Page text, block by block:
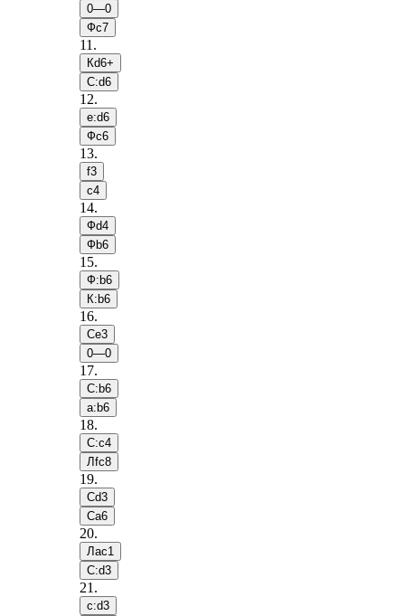
0—0
Фc7
11 .
Кd6+
С:d6
12.
e:d6
Фc6
13.
f3
c4
14.
Фd4
Фb6
15.
Ф:b6
К:b6
16.
Сe3
0—0
17.
С:b6
a:b6
18.
С:c4
Лfc8
19.
Сd3
Сa6
20.
Лac1
С:d3
21 .
c:d3